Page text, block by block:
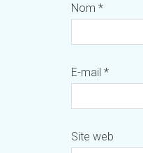
Nom *
E-mail *
Site web